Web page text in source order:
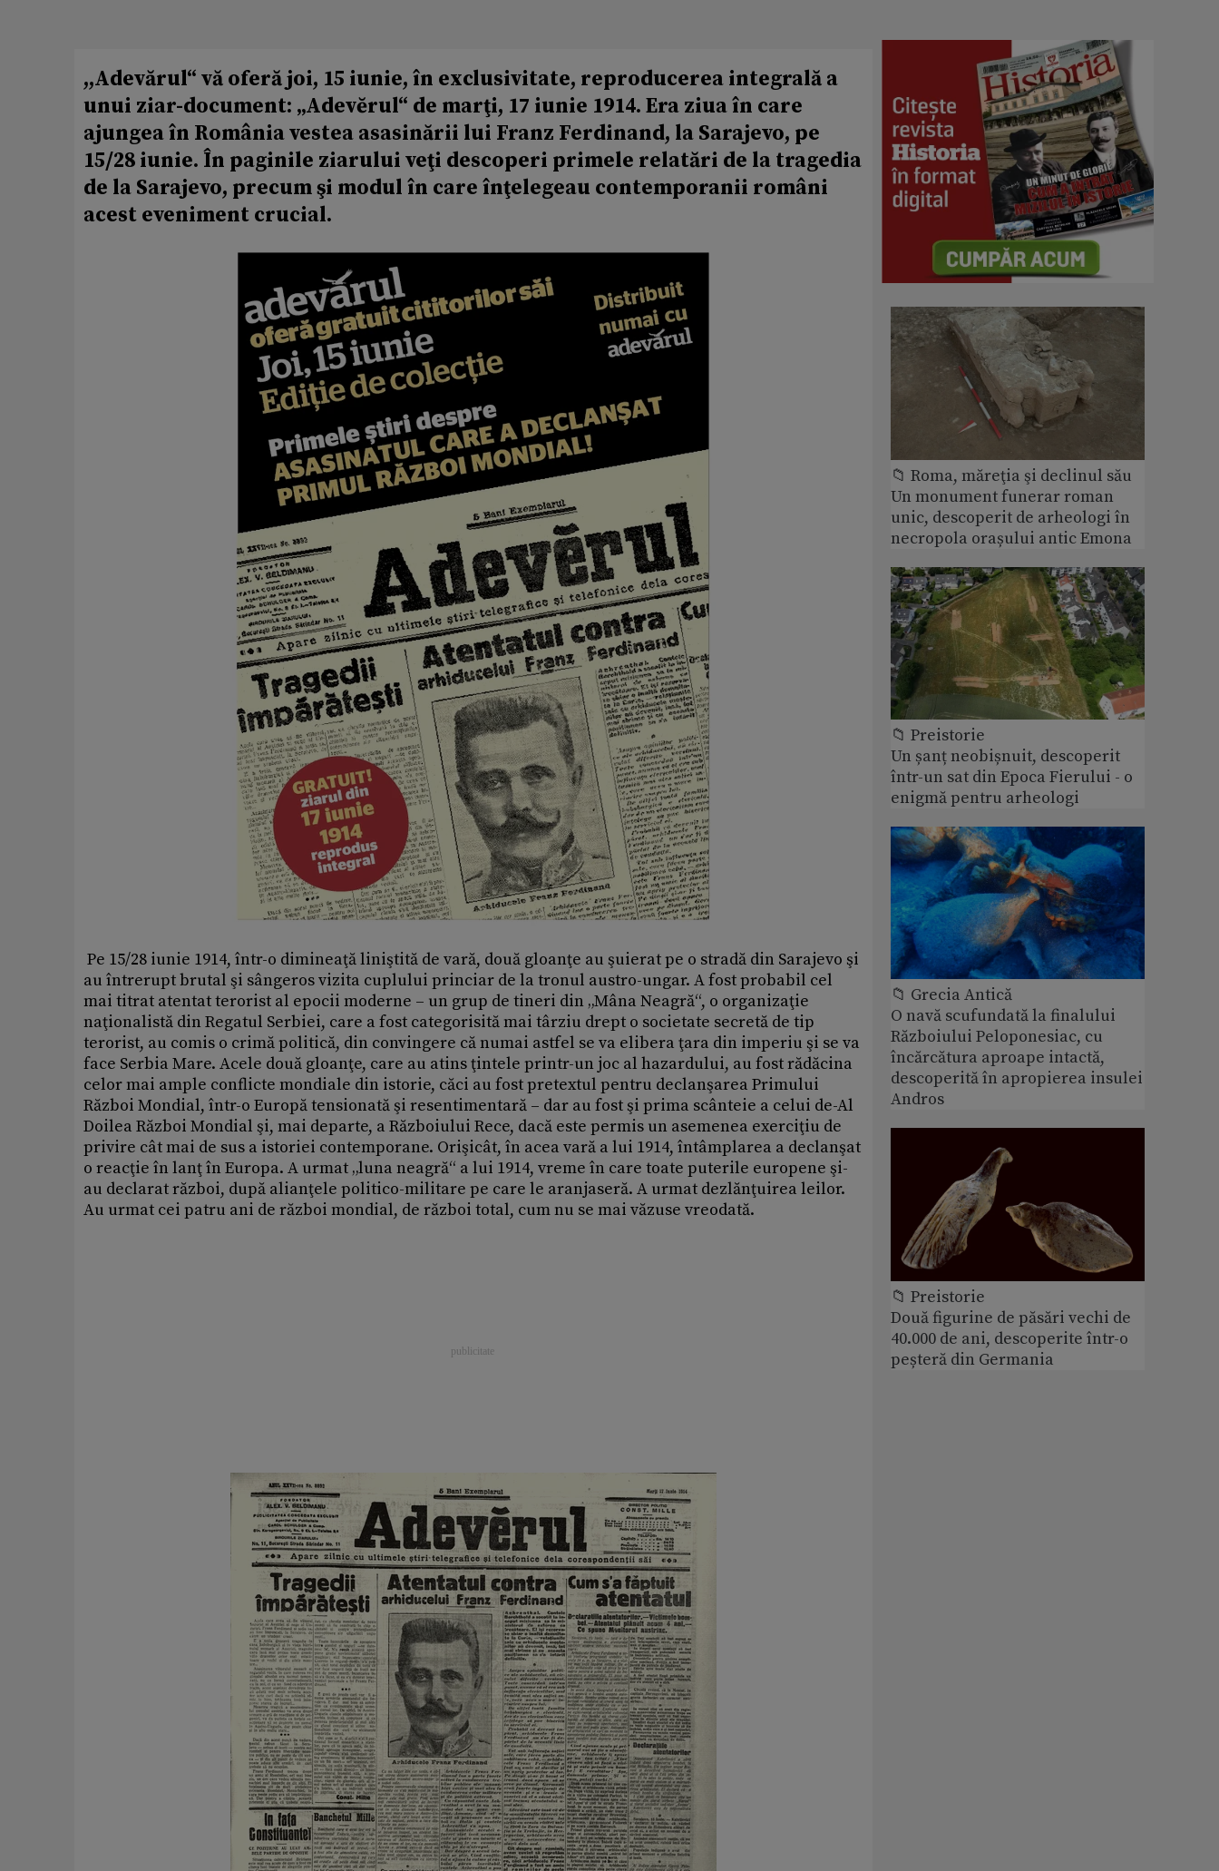
,,Adevărul“ vă oferă joi, 15 iunie, în exclusivitate, reproducerea integrală a
unui ziar-document: „Adevĕrul“ de marţi, 17 iunie 1914. Era ziua în care
ajungea în România vestea asasinării lui Franz Ferdinand, la Sarajevo, pe
15/28 iunie. În paginile ziarului veţi descoperi primele relatări de la tragedia
de la Sarajevo, precum şi modul în care înţelegeau contemporanii români
acest eveniment crucial.
Pe 15/28 iunie 1914, într-o dimineaţă liniştită de vară, două gloanţe au şuierat pe o stradă din Sarajevo şi
au întrerupt brutal şi sângeros vizita cuplului princiar de la tronul austro-ungar. A fost probabil cel
mai titrat atentat terorist al epocii moderne – un grup de tineri din „Mâna Neagră“, o organizaţie
naţionalistă din Regatul Serbiei, care a fost categorisită mai târziu drept o societate secretă de tip
terorist, au comis o crimă politică, din convingere că numai astfel se va elibera ţara din imperiu şi se va
face Serbia Mare. Acele două gloanţe, care au atins ţintele printr-un joc al hazardului, au fost rădăcina
celor mai ample conflicte mondiale din istorie, căci au fost pretextul pentru declanşarea Primului
Război Mondial, într-o Europă tensionată şi resentimentară – dar au fost şi prima scânteie a celui de-Al
Doilea Război Mondial şi, mai departe, a Războiului Rece, dacă este permis un asemenea exerciţiu de
privire cât mai de sus a istoriei contemporane. Orişicât, în acea vară a lui 1914, întâmplarea a declanşat
o reacţie în lanţ în Europa. A urmat „luna neagră“ a lui 1914, vreme în care toate puterile europene şi-
au declarat război, după alianţele politico-militare pe care le aranjaseră. A urmat dezlănţuirea leilor.
Au urmat cei patru ani de război mondial, de război total, cum nu se mai văzuse vreodată.
📁 Roma, măreţia şi declinul său
Un monument funerar roman
unic, descoperit de arheologi în
necropola orașului antic Emona
📁 Preistorie
Un șanț neobișnuit, descoperit
într-un sat din Epoca Fierului - o
enigmă pentru arheologi
📁 Grecia Antică
O navă scufundată la finalului
Războiului Peloponesiac, cu
încărcătura aproape intactă,
descoperită în apropierea insulei
Andros
📁 Preistorie
Două figurine de păsări vechi de
40.000 de ani, descoperite într-o
peșteră din Germania